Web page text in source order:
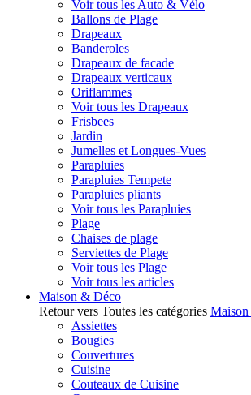
Voir tous les Auto & Vélo
Ballons de Plage
Drapeaux
Banderoles
Drapeaux de facade
Drapeaux verticaux
Oriflammes
Voir tous les Drapeaux
Frisbees
Jardin
Jumelles et Longues-Vues
Parapluies
Parapluies Tempete
Parapluies pliants
Voir tous les Parapluies
Plage
Chaises de plage
Serviettes de Plage
Voir tous les Plage
Voir tous les articles
Maison & Déco
Retour vers Toutes les catégories
Assiettes
Bougies
Couvertures
Cuisine
Couteaux de Cuisine